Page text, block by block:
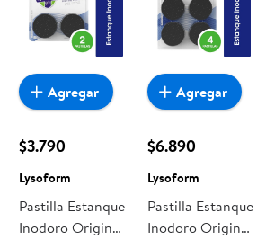
$3.790
Lysoform
Pastilla Estanque
Inodoro Original
Agregar
$6.890
Lysoform
Pastilla Estanque
Inodoro Original
Agregar